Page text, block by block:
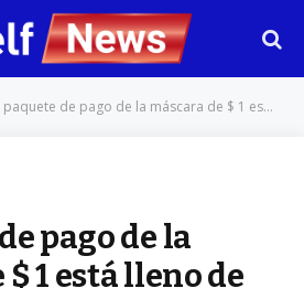
de pago de la máscara de $ 1 está lleno de versiones de deshuesamiento de su propia promesa rota
pago de la
1 está lleno de